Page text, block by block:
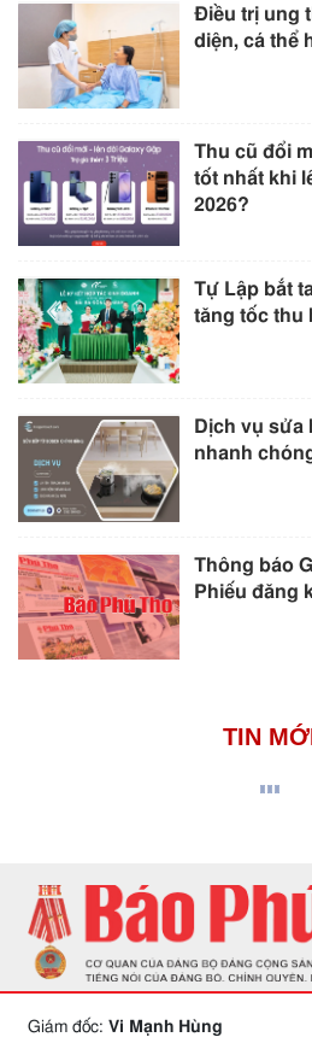
Điều trị ung
diện, cá thể
Thu cũ đổi
tốt nhất khi
2026?
Tự Lập bắt
tăng tốc thu
Dịch vụ sửa
nhanh
Thông báo
Phiếu đăng
TIN
Giám đốc: Vi Mạnh Hùng